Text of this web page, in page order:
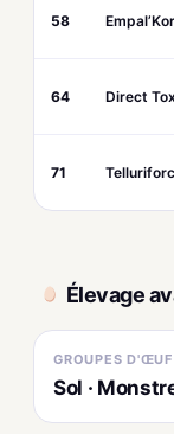
58
64 Direct
71
Élevage
GROUPES D'ŒUF
Sol ·